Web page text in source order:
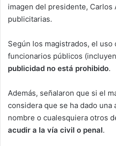
imagen del presidente, Carlos
publicitarias.
Según los magistrados, el uso
funcionarios públicos
publicidad no está prohibido.
Además, señalaron que si el
considera que se ha dado una
nombre o cualesquiera otros
acudir a la vía civil o penal.